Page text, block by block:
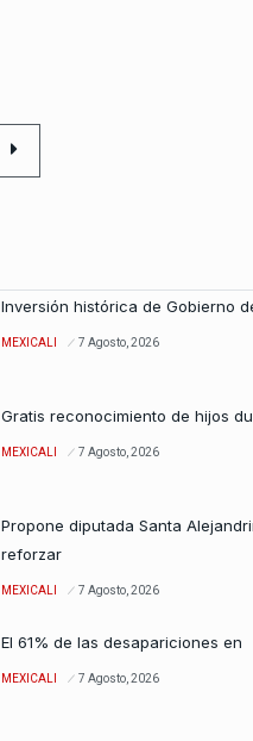
Inversión histórica de Gobierno
MEXICALI 7 Agosto, 2026
Gratis reconocimiento de hijos
MEXICALI 7 Agosto, 2026
Propone diputada Santa
reforzar
MEXICALI 7 Agosto, 2026
El 61% de las desapariciones en
MEXICALI 7 Agosto, 2026